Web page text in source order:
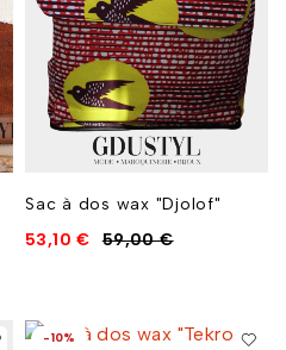
Sac à dos wax "Djolof"
59,00€
53,10€
-10%